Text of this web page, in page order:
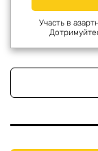
Участь в